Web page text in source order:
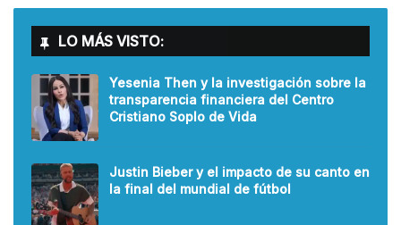
LO MÁS VISTO:
Yesenia Then y la investigación sobre la
transparencia financiera del Centro
Cristiano Soplo de Vida
Justin Bieber y el impacto de su canto en
la final del mundial de fútbol